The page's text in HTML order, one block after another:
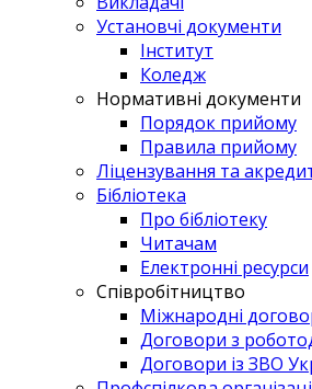
Установчі документи
Інститут
Коледж
Нормативні документи
Порядок прийому
Правила прийому
Ліцензування та
Бібліотека
Про бібліотеку
Читачам
Електронні ресурси
Співробітництво
Міжнародні
Договори з
Договори із ЗВО